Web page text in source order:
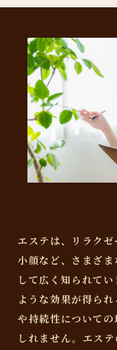
エステは、リラク
小顔など、さまざ
して広く知られて
ような効果が得ら
や持続性について
しれません。エス